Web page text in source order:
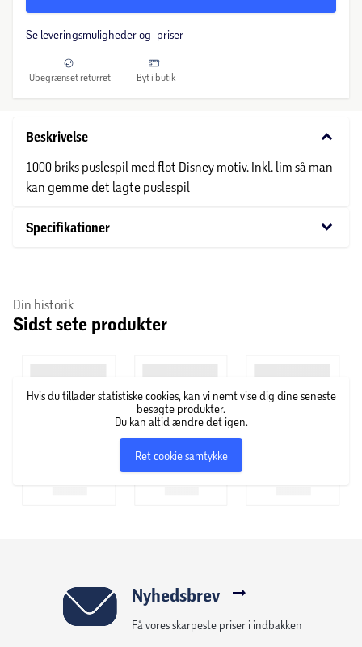
Se leveringsmuligheder og -priser
Ubegrænset returret Byt i butik
Beskrivelse keyboard_arrow_down
1000 briks puslespil med flot Disney motiv. Inkl. lim så man
kan gemme det lagte puslespil
Specifikationer keyboard_arrow_down
Din historik
Sidst sete produkter
Hvis du tillader statistiske cookies, kan vi nemt vise dig dine seneste
besøgte produkter.
Du kan altid ændre det igen.
Ret cookie samtykke
Nyhedsbrev
Få vores skarpeste priser i indbakken